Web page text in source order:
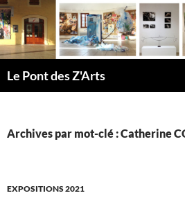
Aller
au
contenu
Le Pont des Z'Arts
Archives par mot-clé : Catherine
EXPOSITIONS 2021